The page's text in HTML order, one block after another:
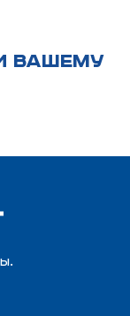
ВАШЕМУ